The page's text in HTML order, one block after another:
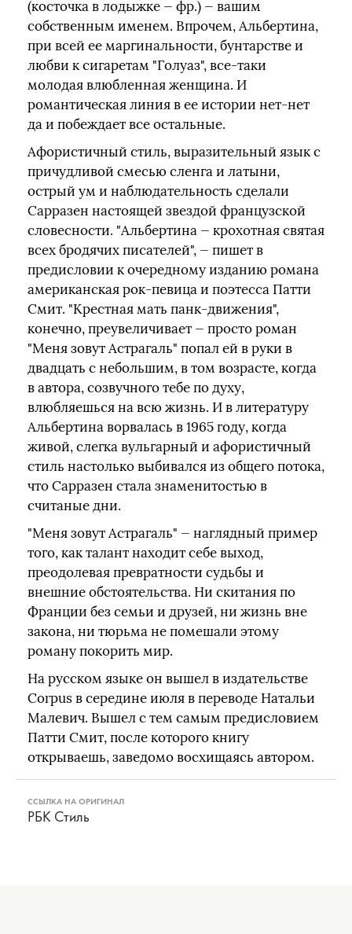
(косточка в лодыжке — фр.) — вашим
собственным именем. Впрочем, Альбертина,
при всей ее маргинальности, бунтарстве и
любви к сигаретам "Голуаз", все-таки
молодая влюбленная женщина. И
романтическая линия в ее истории нет-нет
да и побеждает все остальные.
Афористичный стиль, выразительный язык с
причудливой смесью сленга и латыни,
острый ум и наблюдательность сделали
Сарразен настоящей звездой французской
словесности. "Альбертина — крохотная святая
всех бродячих писателей", — пишет в
предисловии к очередному изданию романа
американская рок-певица и поэтесса Патти
Смит. "Крестная мать панк-движения",
конечно, преувеличивает — просто роман
"Меня зовут Астрагаль" попал ей в руки в
двадцать с небольшим, в том возрасте, когда
в автора, созвучного тебе по духу,
влюбляешься на всю жизнь. И в литературу
Альбертина ворвалась в 1965 году, когда
живой, слегка вульгарный и афористичный
стиль настолько выбивался из общего потока,
что Сарразен стала знаменитостью в
считаные дни.
"Меня зовут Астрагаль" — наглядный пример
того, как талант находит себе выход,
преодолевая превратности судьбы и
внешние обстоятельства. Ни скитания по
Франции без семьи и друзей, ни жизнь вне
закона, ни тюрьма не помешали этому
роману покорить мир.
На русском языке он вышел в издательстве
Corpus в середине июля в переводе Натальи
Малевич. Вышел с тем самым предисловием
Патти Смит, после которого книгу
открываешь, заведомо восхищаясь автором.
ССЫЛКА НА ОРИГИНАЛ
РБК Стиль